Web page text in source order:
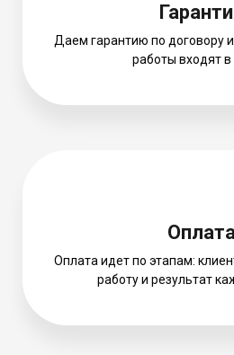
Даем гарантию по договору
работы входят в
Оплата идет по этапам:
работу и результат